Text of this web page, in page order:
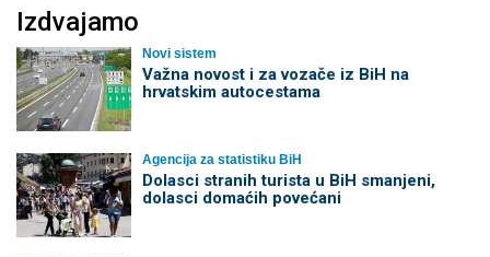
Izdvajamo
Novi sistem
Važna novost i za vozače iz BiH na
hrvatskim autocestama
Agencija za statistiku BiH
Dolasci stranih turista u BiH smanjeni,
dolasci domaćih povećani